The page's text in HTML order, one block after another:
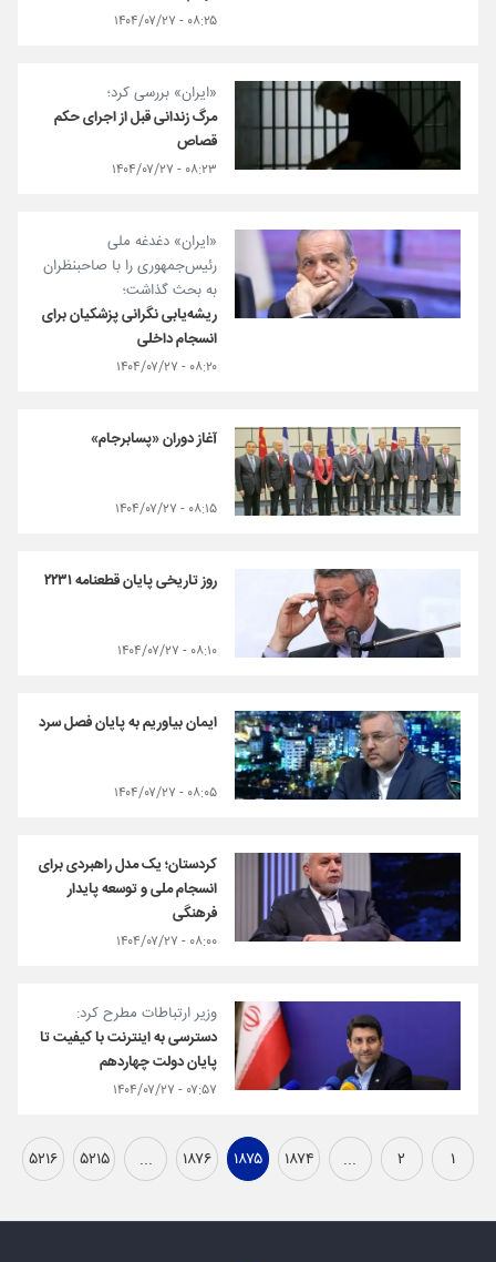
۰۸:۲۵ - ۱۴۰۴/۰۷/۲۷
«ایران» بررسی کرد؛
مرگ زندانی قبل از اجرای حکم
قصاص
۰۸:۲۳ - ۱۴۰۴/۰۷/۲۷
«ایران» دغدغه ملی
رئیس‌جمهوری را با صاحبنظران
به بحث گذاشت؛
ریشه‌یابی نگرانی پزشکیان برای
انسجام داخلی
۰۸:۲۰ - ۱۴۰۴/۰۷/۲۷
آغاز دوران «پسابرجام»
۰۸:۱۵ - ۱۴۰۴/۰۷/۲۷
روز تاریخی پایان قطعنامه ۲۲۳۱
۰۸:۱۰ - ۱۴۰۴/۰۷/۲۷
ایمان بیاوریم به پایان فصل سرد
۰۸:۰۵ - ۱۴۰۴/۰۷/۲۷
کردستان؛ یک مدل راهبردی برای
انسجام ملی و توسعه پایدار
فرهنگی
۰۸:۰۰ - ۱۴۰۴/۰۷/۲۷
وزیر ارتباطات مطرح کرد:
دسترسی به اینترنت با کیفیت تا
پایان دولت چهاردهم
۰۷:۵۷ - ۱۴۰۴/۰۷/۲۷
۱ ۲ ... ۱۸۷۴ ۱۸۷۵ ۱۸۷۶ ... ۵۲۱۵ ۵۲۱۶